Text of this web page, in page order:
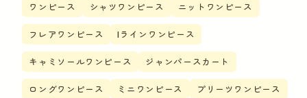
ワンピース シャツワンピース ニットワンピース
フレアワンピース Iラインワンピース
キャミソールワンピース ジャンパースカート
ロングワンピース ミニワンピース プリーツワンピース